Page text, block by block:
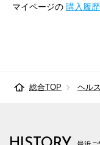
マイページの 購入履歴
総合TOP ヘル